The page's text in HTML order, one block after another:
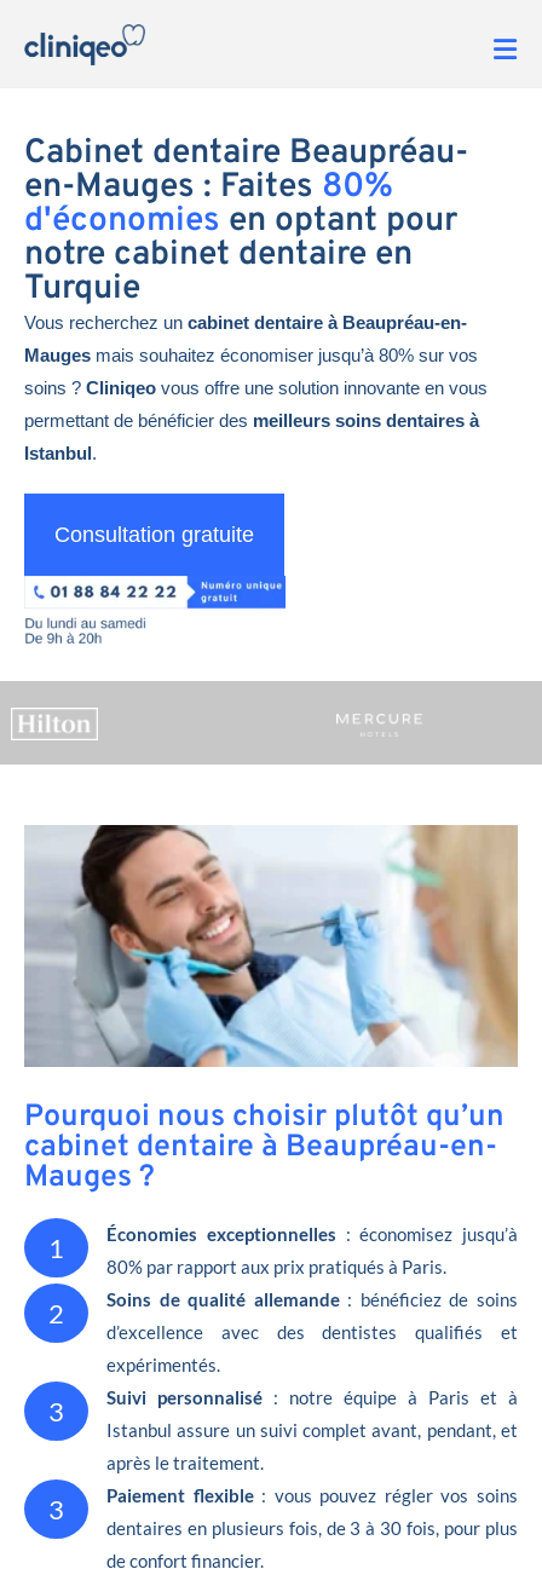
Cabinet dentaire Beaupréau-
en-Mauges : Faites 80%
d'économies en optant pour
notre cabinet dentaire en
Turquie
Vous recherchez un cabinet dentaire à Beaupréau-en-
Mauges mais souhaitez économiser jusqu’à 80% sur vos
soins ? Cliniqeo vous offre une solution innovante en vous
permettant de bénéficier des meilleurs soins dentaires à
Istanbul.
Consultation gratuite
Pourquoi nous choisir plutôt qu’un
cabinet dentaire à Beaupréau-en-
Mauges ?
1 Économies exceptionnelles : économisez jusqu’à
80% par rapport aux prix pratiqués à Paris.
2 Soins de qualité allemande: bénéficiez de soins
d’excellence avec des dentistes qualifiés et
expérimentés.
3 Suivi personnalisé : notre équipe à Paris et à
Istanbul assure un suivi complet avant, pendant, et
après le traitement.
3 Paiement flexible: vous pouvez régler vos soins
dentaires en plusieurs fois, de 3 à 30 fois, pour plus
de confort financier.